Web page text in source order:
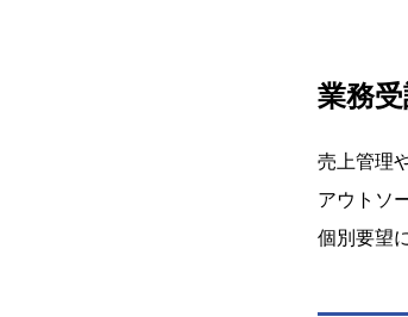
業務
売上管理
アウトソ
個別要望